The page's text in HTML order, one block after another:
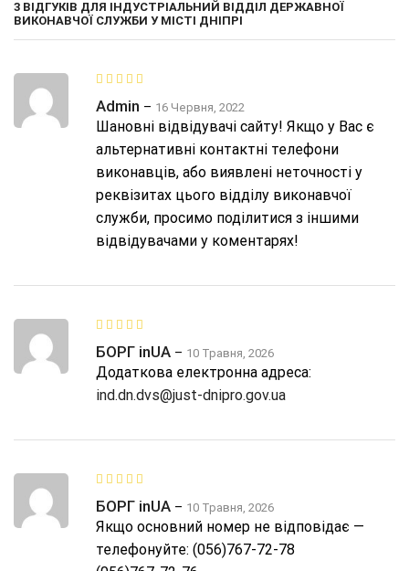
3 ВІДГУКІВ ДЛЯ ІНДУСТРІАЛЬНИЙ ВІДДІЛ ДЕРЖАВНОЇ
ВИКОНАВЧОЇ СЛУЖБИ У МІСТІ ДНІПРІ
Admin – 16 Червня, 2022
Шановні відвідувачі сайту! Якщо у Вас є
альтернативні контактні телефони
виконавців, або виявлені неточності у
реквізитах цього відділу виконавчої
служби, просимо поділитися з іншими
відвідувачами у коментарях!
БОРГ inUA – 10 Травня, 2026
Додаткова електронна адреса:
ind.dn.dvs@just-dnipro.gov.ua
БОРГ inUA – 10 Травня, 2026
Якщо основний номер не відповідає —
телефонуйте: (056)767-72-78